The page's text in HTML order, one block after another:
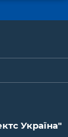
Україна"